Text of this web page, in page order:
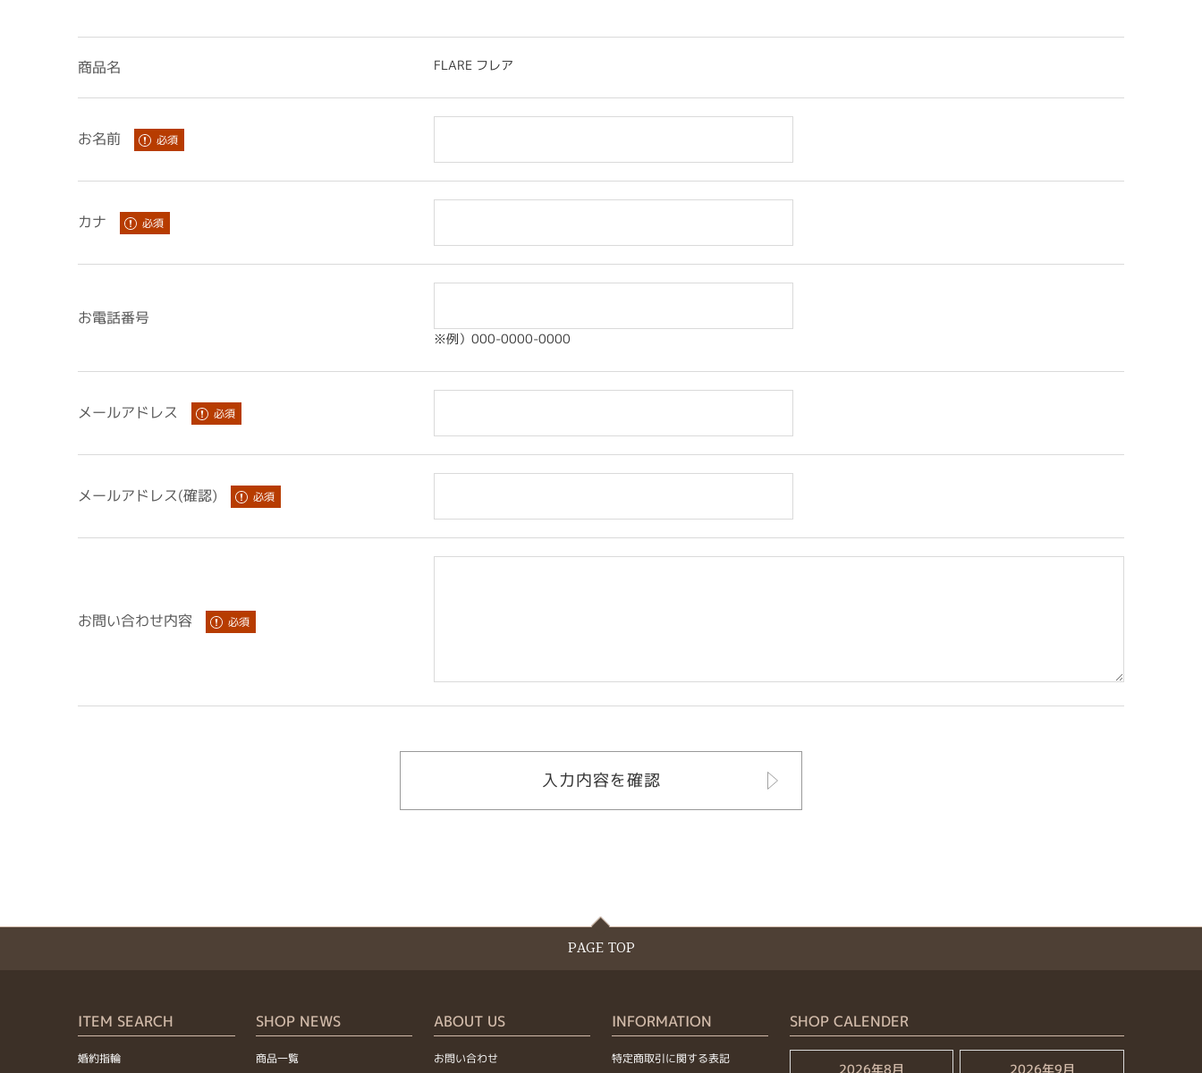
商品名 FLARE フレア
お名前
カナ
お電話番号
※例）000-0000-0000
メールアドレス
メールアドレス(確認)
お問い合わせ内容
PAGE TOP
ITEM SEARCH
婚約指輪
SHOP NEWS
商品一覧
ABOUT US
お問い合わせ
INFORMATION
特定商取引に関する表記
SHOP CALENDER
2026年8月 2026年9月